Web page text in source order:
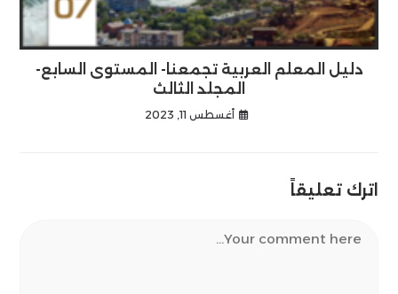
دليل المعلم العربية تجمعنا- المستوى السابع-
المجلد الثالث
أغسطس 11, 2023
اترك تعليقاً